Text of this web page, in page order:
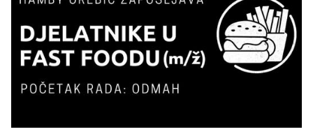
reserved.